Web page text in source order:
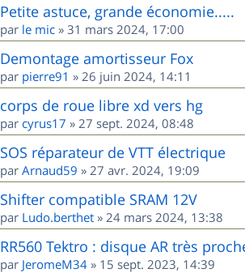
Petite astuce, grande économie.....
par le mic » 31 mars 2024, 17:00
Demontage amortisseur Fox
par pierre91 » 26 juin 2024, 14:11
corps de roue libre xd vers hg
par cyrus17 » 27 sept. 2024, 08:48
SOS réparateur de VTT électrique
par Arnaud59 » 27 avr. 2024, 19:09
Shifter compatible SRAM 12V
par Ludo.berthet » 24 mars 2024, 13:38
RR560 Tektro : disque AR très
par JeromeM34 » 15 sept. 2023, 14:39